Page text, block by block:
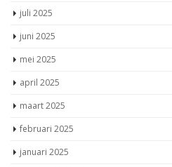
juli 2025
juni 2025
mei 2025
april 2025
maart 2025
februari 2025
januari 2025